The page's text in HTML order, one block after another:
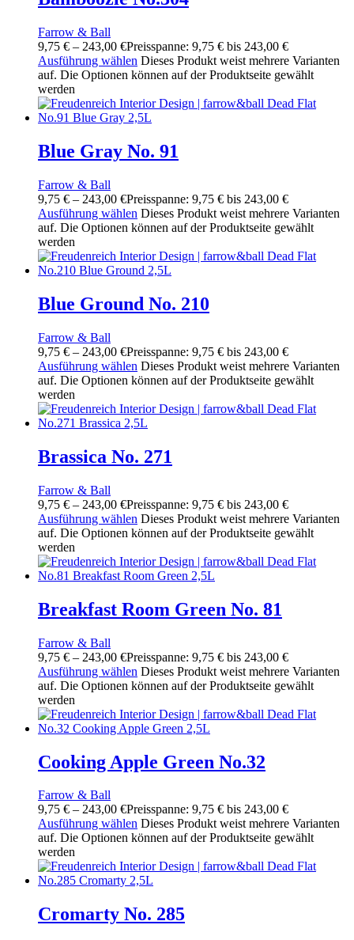
Farrow & Ball
9,75 € – 243,00 €Preisspanne: 9,75 € bis 243,00 €
Ausführung wählen Dieses Produkt weist mehrere Varianten
auf. Die Optionen können auf der Produktseite gewählt
werden
Blue Gray No. 91
Farrow & Ball
9,75 € – 243,00 €Preisspanne: 9,75 € bis 243,00 €
Ausführung wählen Dieses Produkt weist mehrere Varianten
auf. Die Optionen können auf der Produktseite gewählt
werden
Blue Ground No. 210
Farrow & Ball
9,75 € – 243,00 €Preisspanne: 9,75 € bis 243,00 €
Ausführung wählen Dieses Produkt weist mehrere Varianten
auf. Die Optionen können auf der Produktseite gewählt
werden
Brassica No. 271
Farrow & Ball
9,75 € – 243,00 €Preisspanne: 9,75 € bis 243,00 €
Ausführung wählen Dieses Produkt weist mehrere Varianten
auf. Die Optionen können auf der Produktseite gewählt
werden
Breakfast Room Green No. 81
Farrow & Ball
9,75 € – 243,00 €Preisspanne: 9,75 € bis 243,00 €
Ausführung wählen Dieses Produkt weist mehrere Varianten
auf. Die Optionen können auf der Produktseite gewählt
werden
Cooking Apple Green No.32
Farrow & Ball
9,75 € – 243,00 €Preisspanne: 9,75 € bis 243,00 €
Ausführung wählen Dieses Produkt weist mehrere Varianten
auf. Die Optionen können auf der Produktseite gewählt
werden
Cromarty No. 285